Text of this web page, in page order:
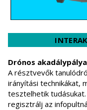
Drónos
A résztvevők
irányítási technikákat,
tesztelhetik
regisztrálj az